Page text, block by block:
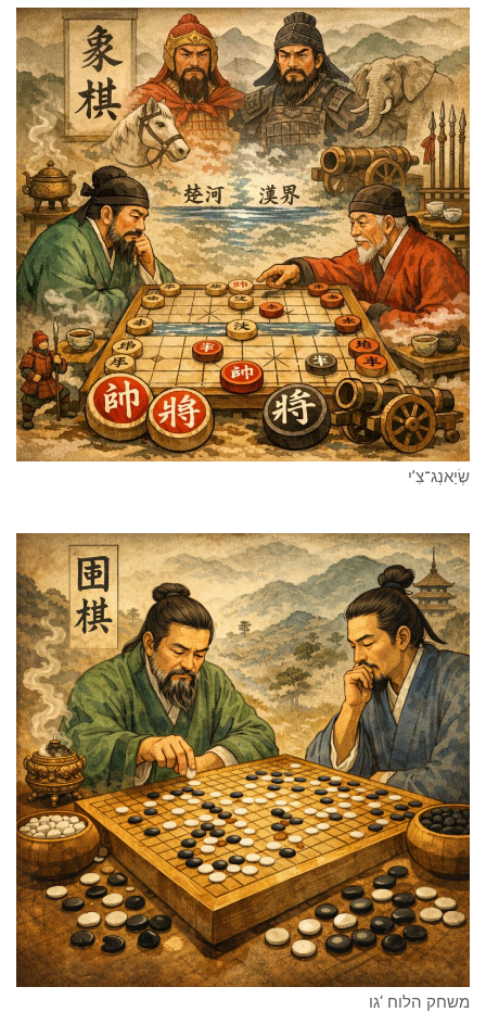
שְׂיַאנְג־צִ’י
משחק הלוח ‘גו